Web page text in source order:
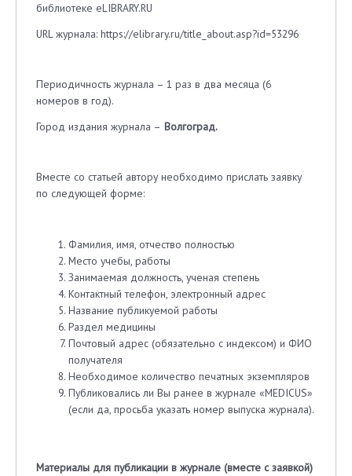
библиотеке eLIBRARY.RU
URL журнала: https://elibrary.ru/title_about.asp?id=53296
Периодичность журнала – 1 раз в два месяца (6
номеров в год).
Город издания журнала – Волгоград.
Вместе со статьей автору необходимо прислать заявку
по следующей форме:
Фамилия, имя, отчество полностью
Место учебы, работы
Занимаемая должность, ученая степень
Контактный телефон, электронный адрес
Название публикуемой работы
Раздел медицины
Почтовый адрес (обязательно с индексом) и ФИО
получателя
Необходимое количество печатных экземпляров
Публиковались ли Вы ранее в журнале «MEDICUS»
(если да, просьба указать номер выпуска журнала).
Материалы для публикации в журнале (вместе с заявкой)